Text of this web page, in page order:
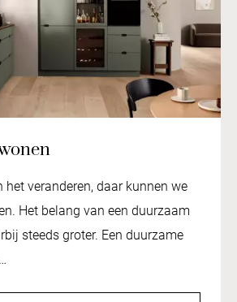
het veranderen, daar kunnen we
Het belang van een duurzaam
steeds groter. Een duurzame